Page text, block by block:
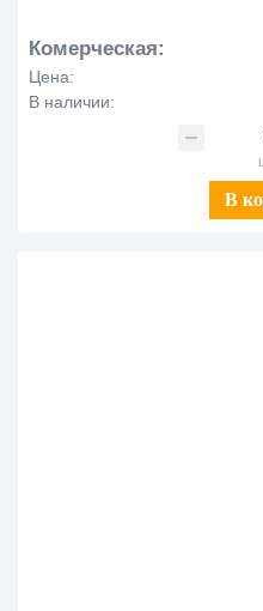
Комерческая:
Цена:
В наличии:
В